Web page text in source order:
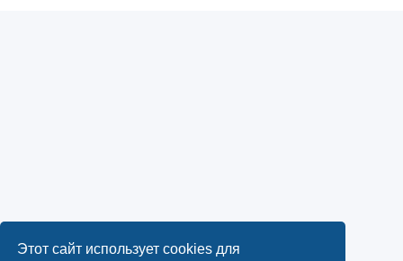
Этот сайт использует cookies для